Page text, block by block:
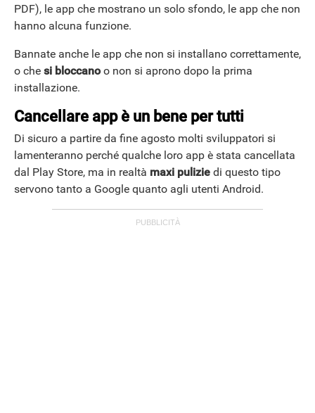
PDF), le app che mostrano un solo sfondo, le app che non
hanno alcuna funzione.
Bannate anche le app che non si installano correttamente,
o che si bloccanoo non si aprono dopo la prima
installazione.
Cancellare app è un bene per tutti
Di sicuro a partire da fine agosto molti sviluppatori si
lamenteranno perché qualche loro app è stata cancellata
dal Play Store, ma in realtà maxi pulizie di questo tipo
servono tanto a Google quanto agli utenti Android.